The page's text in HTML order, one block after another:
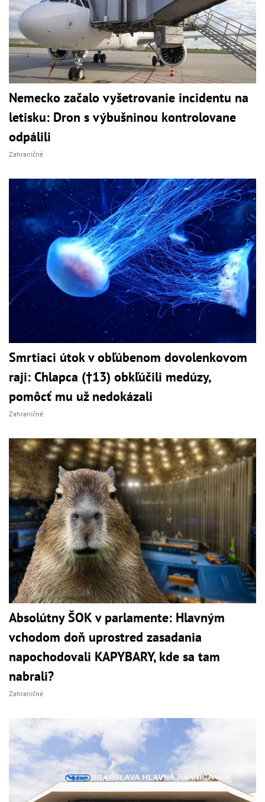
Nemecko začalo vyšetrovanie incidentu na
letisku: Dron s výbušninou kontrolovane
odpálili
Zahraničné
Smrtiaci útok v obľúbenom dovolenkovom
raji: Chlapca (†13) obkľúčili medúzy,
pomôcť mu už nedokázali
Zahraničné
Absolútny ŠOK v parlamente: Hlavným
vchodom doň uprostred zasadania
napochodovali KAPYBARY, kde sa tam
nabrali?
Zahraničné